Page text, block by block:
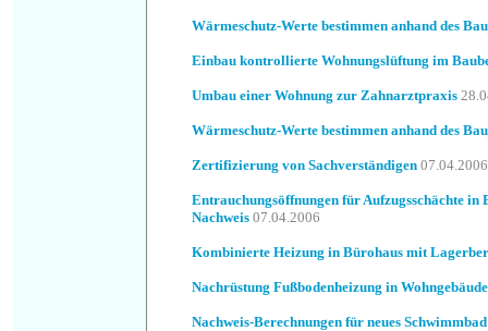
Wärmeschutz-Werte bestimmen anhand des
Einbau kontrollierte Wohnungslüftung im
Umbau einer Wohnung zur Zahnarztpraxis
Wärmeschutz-Werte bestimmen anhand des
Zertifizierung von Sachverständigen 07.04.2006
Entrauchungsöffnungen für Aufzugsschächte in
Nachweis 07.04.2006
Kombinierte Heizung in Bürohaus mit
Nachrüstung Fußbodenheizung in Wohngebäude
Nachweis-Berechnungen für neues Schwimmbad